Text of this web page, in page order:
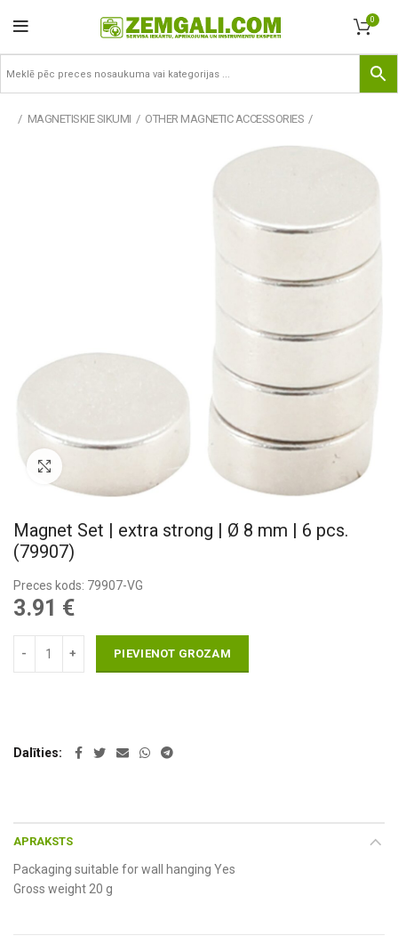
0
MAGNETISKIE SIKUMI OTHER MAGNETIC ACCESSORIES
Magnet Set | extra strong | Ø 8 mm | 6 pcs.
(79907)
Preces kods: 79907-VG
3.91 €
PIEVIENOT GROZAM
Dalīties
APRAKSTS
Packaging suitable for wall hanging Yes
Gross weight 20 g